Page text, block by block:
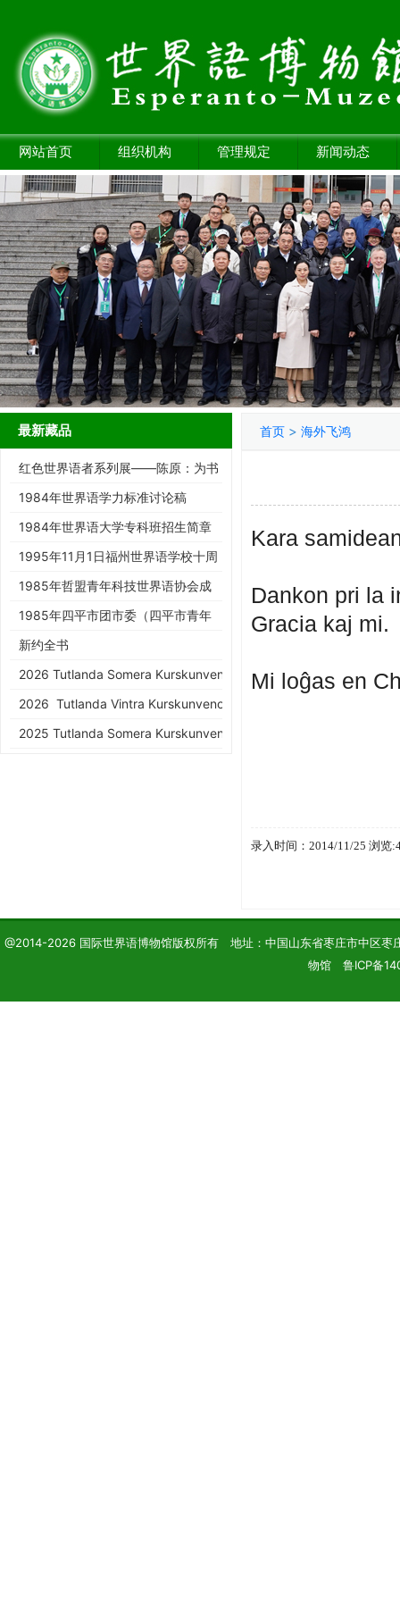
网站首页 组织机构 管理规定 新闻动态
最新藏品
红色世界语者系列展——陈原：为书
而生的跨界智者
1984年世界语学力标准讨论稿
1984年世界语大学专科班招生简章
1995年11月1日福州世界语学校十周
年庆典请柬
1985年哲盟青年科技世界语协会成
立大会请柬
1985年四平市团市委（四平市青年
世协筹）请柬
新约全书
2026 Tutlanda Somera Kurskunveno de KEA
2026 Tutlanda Vintra Kurskunveno de KEA
2025 Tutlanda Somera Kurskunveno de KEA
首页 > 海外飞鸿
Kara
Dankon pri la
Gracia kaj mi.
Mi loĝas en
录入时间：2014/11/25 浏览
@2014-2026 国际世界语博物馆版权所有 地址：中国山东省枣庄市中区
物馆 鲁ICP备